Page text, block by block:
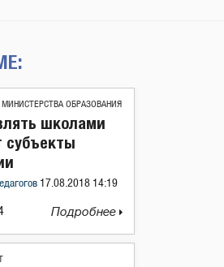
ОБРАЗОВАНИЯ
школами
субъекты
17.08.2018 14:19
Подробнее